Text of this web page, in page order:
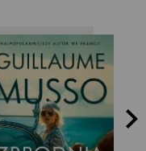
Guillaume Musso